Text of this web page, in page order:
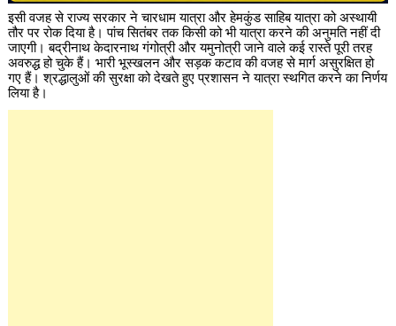
इसी वजह से राज्य सरकार ने चारधाम यात्रा और हेमकुंड साहिब यात्रा को अस्थायी
तौर पर रोक दिया है। पांच सितंबर तक किसी को भी यात्रा करने की अनुमति नहीं दी
जाएगी। बद्रीनाथ केदारनाथ गंगोत्री और यमुनोत्री जाने वाले कई रास्ते पूरी तरह
अवरुद्ध हो चुके हैं। भारी भूस्खलन और सड़क कटाव की वजह से मार्ग असुरक्षित हो
गए हैं। श्रद्धालुओं की सुरक्षा को देखते हुए प्रशासन ने यात्रा स्थगित करने का निर्णय
लिया है।